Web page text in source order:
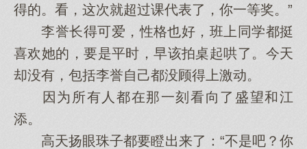
得的。看，这次就超过课代表了，你一等奖。”
李誉长得可爱，性格也好，班上同学都挺
喜欢她的，要是平时，早该拍桌起哄了。今天
却没有，包括李誉自己都没顾得上激动。
因为所有人都在那一刻看向了盛望和江
添。
高天扬眼珠子都要瞪出来了：“不是吧？你